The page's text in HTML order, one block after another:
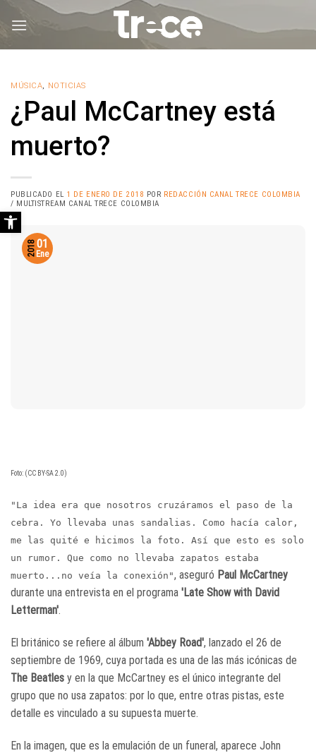
MÚSICA, NOTICIAS
¿Paul McCartney está
muerto?
PUBLICADO EL 1 DE ENERO DE 2018 POR REDACCIÓN CANAL TRECE COLOMBIA
/ MULTISTREAM CANAL TRECE COLOMBIA
01
Ene
2018
Foto: (CC BY-SA 2.0)
"La idea era que nosotros cruzáramos el paso de la
cebra. Yo llevaba unas sandalias. Como hacía calor,
me las quité e hicimos la foto. Así que esto es solo
un rumor. Que como no llevaba zapatos estaba
muerto...no veía la conexión", aseguró Paul McCartney
durante una entrevista en el programa 'Late Show with David
Letterman'.
El británico se refiere al álbum 'Abbey Road', lanzado el 26 de
septiembre de 1969, cuya portada es una de las más icónicas de
The Beatles y en la que McCartney es el único integrante del
grupo que no usa zapatos: por lo que, entre otras pistas, este
detalle es vinculado a su supuesta muerte.
En la imagen, que es la emulación de un funeral, aparece John
Abrir barra de herramientas